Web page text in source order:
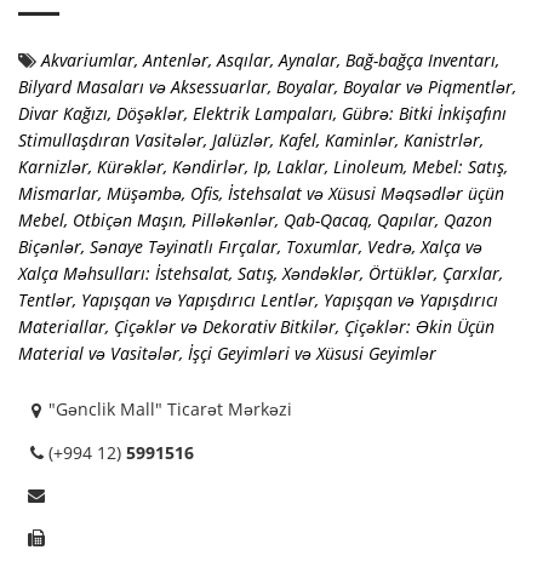
Akvariumlar, Antenlər, Asqılar, Aynalar, Bağ-bağça Inventarı,
Bilyard Masaları və Aksessuarlar, Boyalar, Boyalar və Piqmentlər,
Divar Kağızı, Döşəklər, Elektrik Lampaları, Gübrə: Bitki İnkişafını
Stimullaşdıran Vasitələr, Jalüzlər, Kafel, Kaminlər, Kanistrlər,
Karnizlər, Kürəklər, Kəndirlər, Ip, Laklar, Linoleum, Mebel: Satış,
Mismarlar, Müşəmbə, Ofis, İstehsalat və Xüsusi Məqsədlər üçün
Mebel, Otbiçən Maşın, Pilləkənlər, Qab-Qacaq, Qapılar, Qazon
Biçənlər, Sənaye Təyinatlı Fırçalar, Toxumlar, Vedrə, Xalça və
Xalça Məhsulları: İstehsalat, Satış, Xəndəklər, Örtüklər, Çarxlar,
Tentlər, Yapışqan və Yapışdırıcı Lentlər, Yapışqan və Yapışdırıcı
Materiallar, Çiçəklər və Dekorativ Bitkilər, Çiçəklər: Əkin Üçün
Material və Vasitələr, İşçi Geyimləri və Xüsusi Geyimlər
"Gənclik Mall" Ticarət Mərkəzi
(+994 12) 5991516